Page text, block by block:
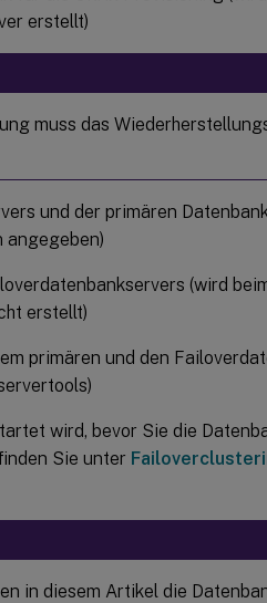
erstellt)
muss das
und der primären
(wird
erstellt)
primären und den
wird, bevor Sie die
Sie unter
in diesem Artikel die